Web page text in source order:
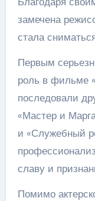
замечена
стала
Первым
роль в фильме
последовали
«Мастер и
и «Служебный
славу и
Помимо